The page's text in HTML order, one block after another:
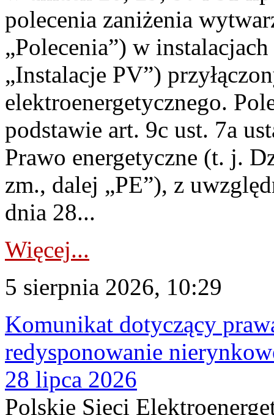
polecenia zaniżenia
„Polecenia”) w
„Instalacje PV”)
elektroenergetycznego.
podstawie art. 9c ust. 7a
Prawo energetyczne (t. j.
zm., dalej „PE”), z
dnia 28...
Więcej...
5 sierpnia 2026, 10:29
Komunikat dotyczący
redysponowanie
28 lipca 2026
Polskie Sieci